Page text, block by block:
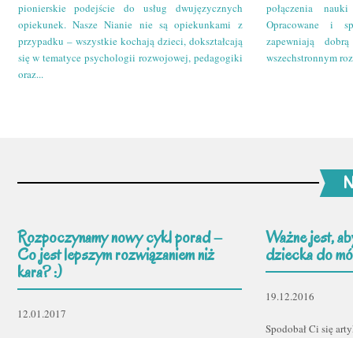
pionierskie podejście do usług dwujęzycznych
opiekunek. Nasze Nianie nie są opiekunkami z
przypadku – wszystkie kochają dzieci, dokształcają
się w tematyce psychologii rozwojowej, pedagogiki
oraz...
połączenia
Opracowane i
zapewniają
wszechstronnym
Rozpoczynamy nowy cykl porad –
Co jest lepszym rozwiązaniem niż
kara? :)
12.01.2017
Ważne jest,
dziecka do
19.12.2016
Spodobał Ci się